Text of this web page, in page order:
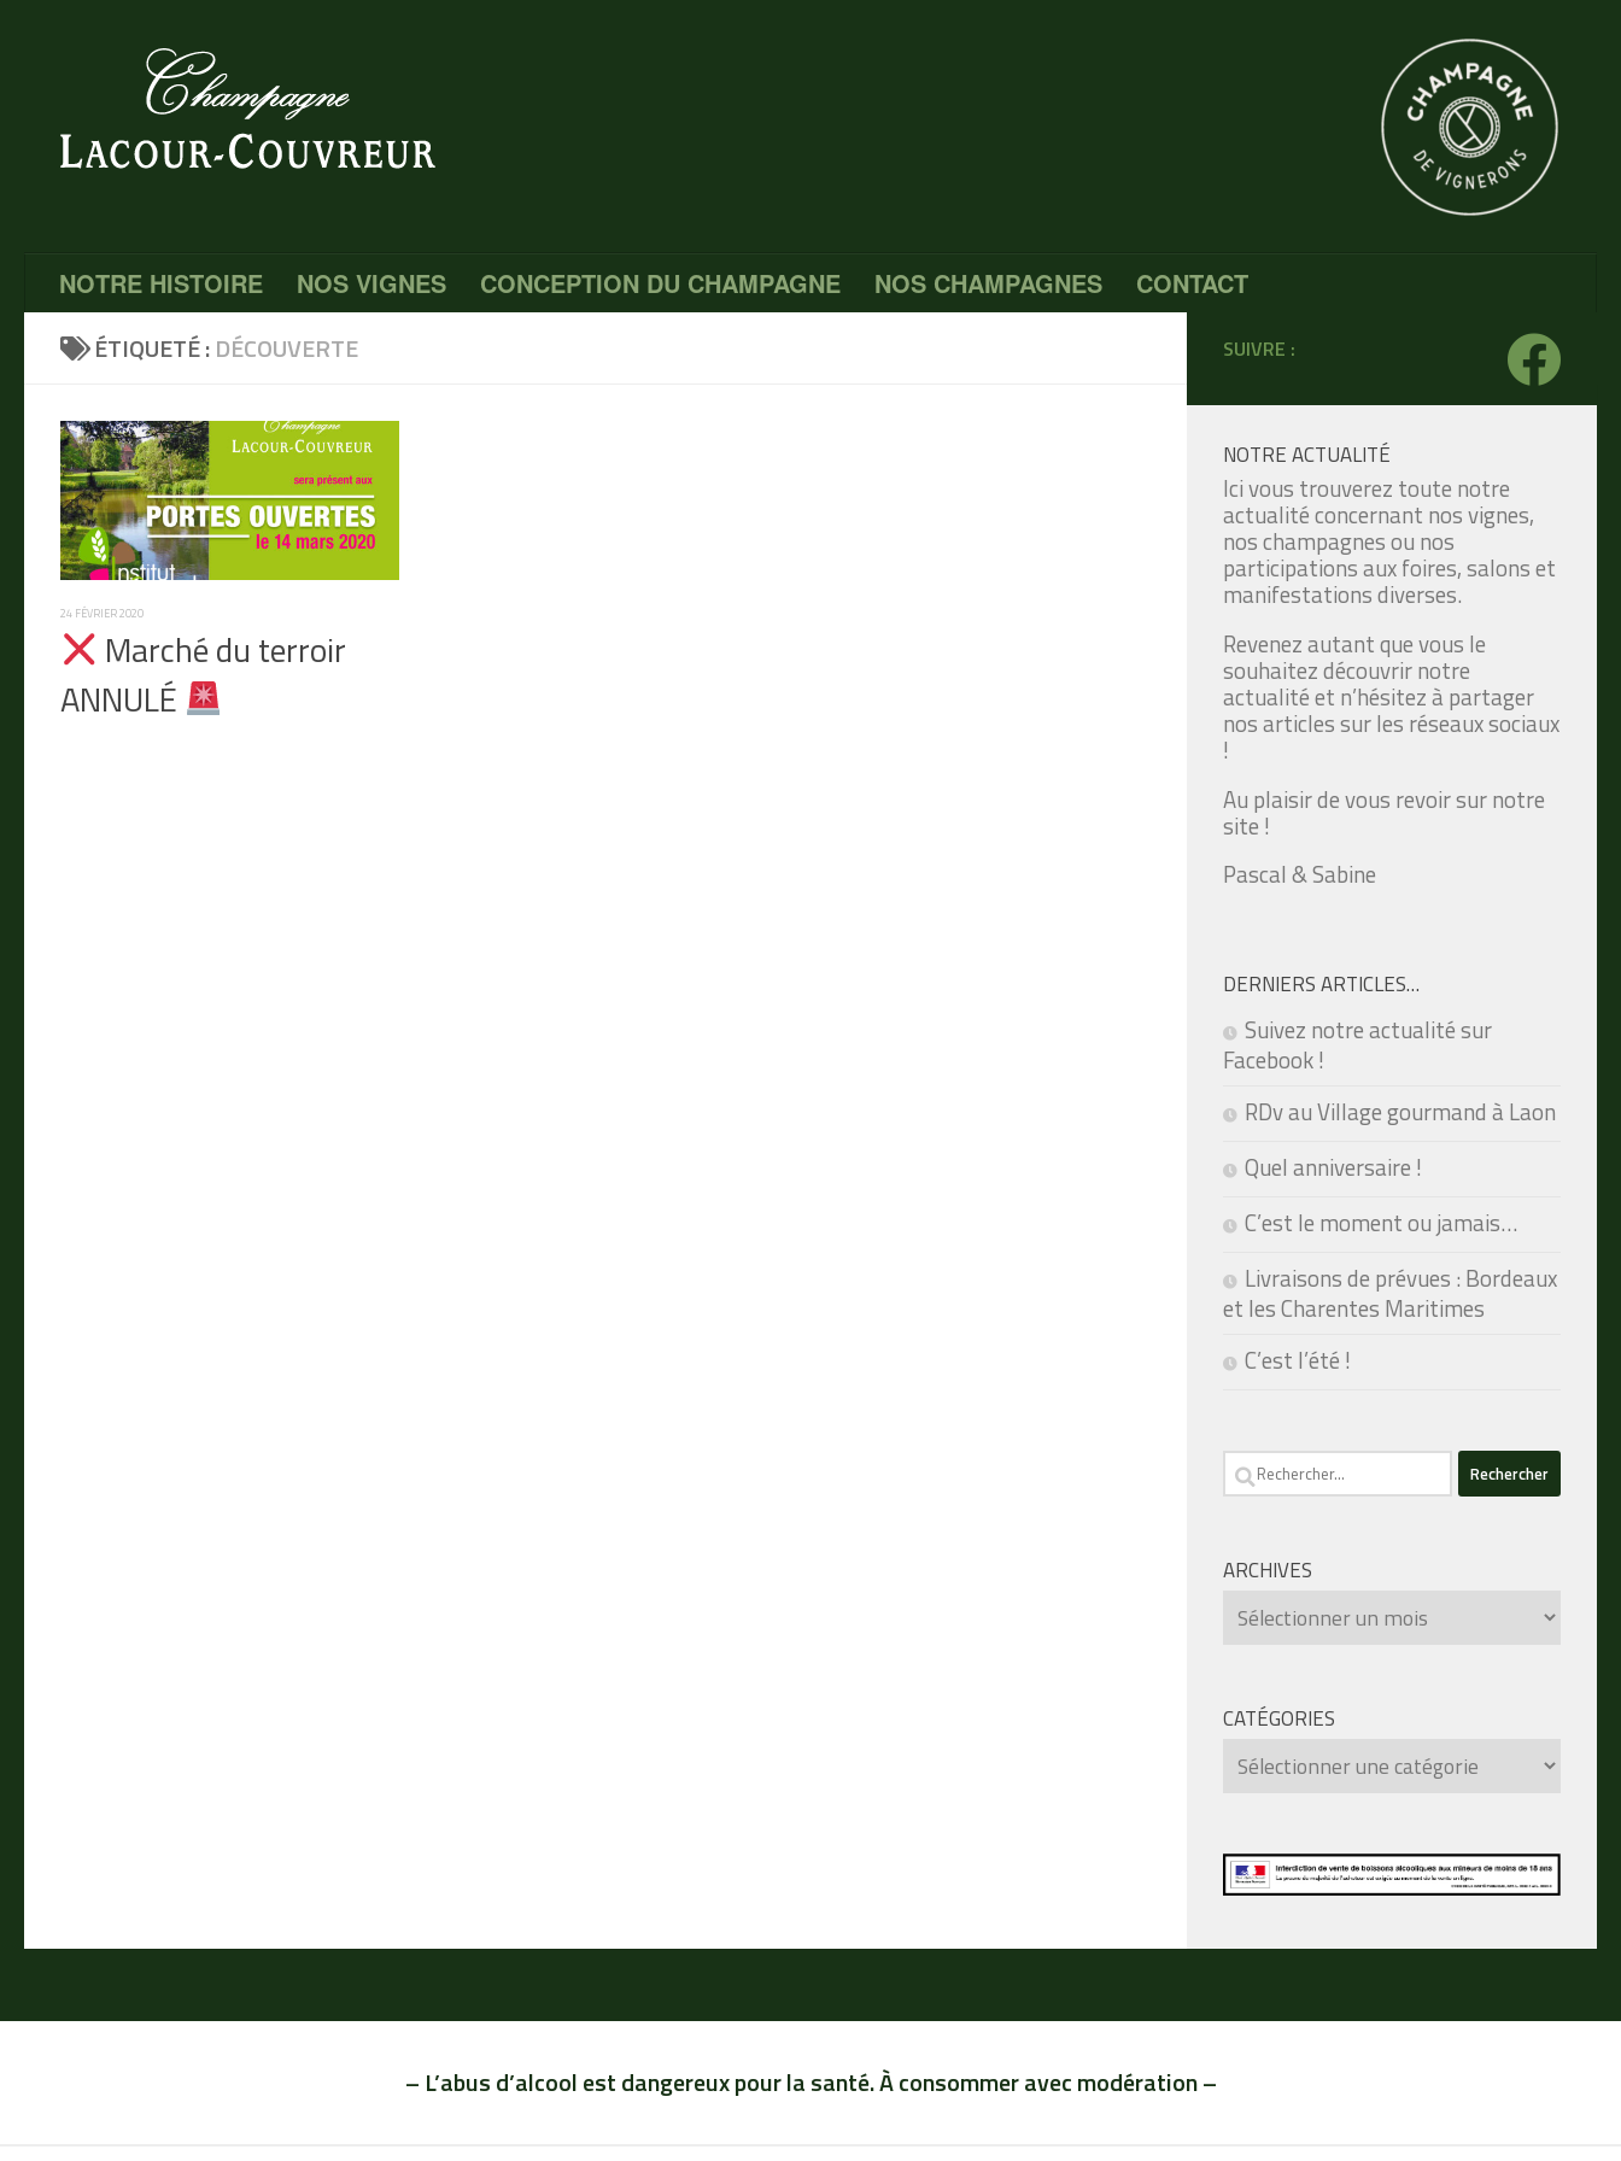
Au dessous du contenu
NOTRE HISTOIRE NOS VIGNES CONCEPTION DU CHAMPAGNE NOS CHAMPAGNES CONTACT
ÉTIQUETÉ :DÉCOUVERTE
24 FÉVRIER 2020
Marché du terroir
ANNULÉ
SUIVRE :
NOTRE ACTUALITÉ
Ici vous trouverez toute notre
actualité concernant nos vignes,
nos champagnes ou nos
participations aux foires, salons et
manifestations diverses.
Revenez autant que vous le
souhaitez découvrir notre
actualité et n’hésitez à partager
nos articles sur les réseaux sociaux
!
Au plaisir de vous revoir sur notre
site !
Pascal & Sabine
DERNIERS ARTICLES…
Suivez notre actualité sur
Facebook !
RDv au Village gourmand à Laon
Quel anniversaire !
C’est le moment ou jamais…
Livraisons de prévues : Bordeaux
et les Charentes Maritimes
C’est l’été !
Rechercher :
ARCHIVES
Archives
CATÉGORIES
Catégories
– L’abus d’alcool est dangereux pour la santé. À consommer avec modération –